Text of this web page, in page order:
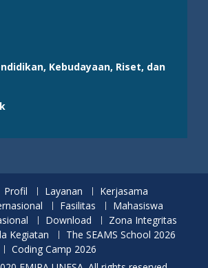
Kebudayaan, Riset, dan
Profil Layanan
Kerjasama
Fasilitas
Mahasiswa
Download
Zona Integritas
Kegiatan
The SEAMS School 2026
Coding Camp 2026